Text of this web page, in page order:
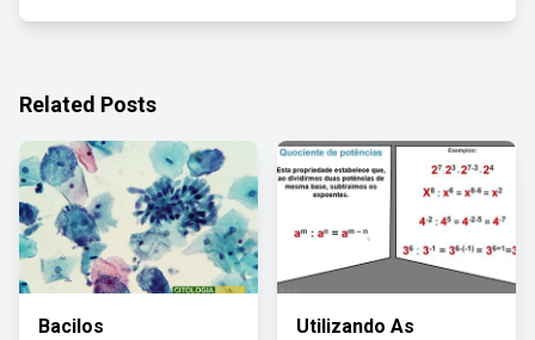
Related Posts
Bacilos
Utilizando As